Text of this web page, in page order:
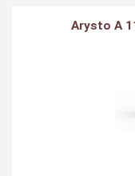
Arysto A